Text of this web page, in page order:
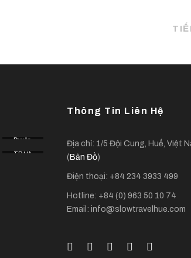
Duyên
TP Hồ
Thông Tin Liên Hệ
Địa chỉ: 1/5 Đội Cung, Huế, Việt
(Bản Đồ)
Điện thoại: +84 234 3933 499
Hotline: +84 (0) 963 50 10 74
Email: info@slowtravelhue.com